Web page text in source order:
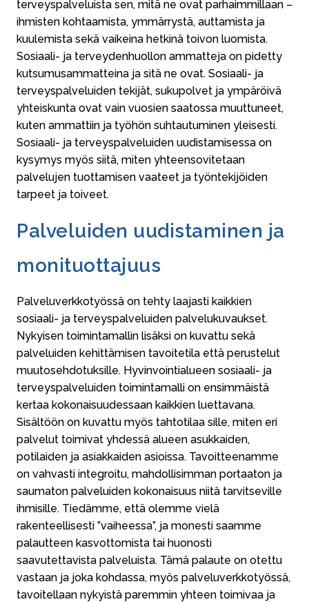
terveyspalveluista sen, mitä ne ovat parhaimmillaan –
ihmisten kohtaamista, ymmärrystä, auttamista ja
kuulemista sekä vaikeina hetkinä toivon luomista.
Sosiaali- ja terveydenhuollon ammatteja on pidetty
kutsumusammatteina ja sitä ne ovat. Sosiaali- ja
terveyspalveluiden tekijät, sukupolvet ja ympäröivä
yhteiskunta ovat vain vuosien saatossa muuttuneet,
kuten ammattiin ja työhön suhtautuminen yleisesti.
Sosiaali- ja terveyspalveluiden uudistamisessa on
kysymys myös siitä, miten yhteensovitetaan
palvelujen tuottamisen vaateet ja työntekijöiden
tarpeet ja toiveet.
Palveluiden uudistaminen ja
monituottajuus
Palveluverkkotyössä on tehty laajasti kaikkien
sosiaali- ja terveyspalveluiden palvelukuvaukset.
Nykyisen toimintamallin lisäksi on kuvattu sekä
palveluiden kehittämisen tavoitetila että perustelut
muutosehdotuksille. Hyvinvointialueen sosiaali- ja
terveyspalveluiden toimintamalli on ensimmäistä
kertaa kokonaisuudessaan kaikkien luettavana.
Sisältöön on kuvattu myös tahtotilaa sille, miten eri
palvelut toimivat yhdessä alueen asukkaiden,
potilaiden ja asiakkaiden asioissa. Tavoitteenamme
on vahvasti integroitu, mahdollisimman portaaton ja
saumaton palveluiden kokonaisuus niitä tarvitseville
ihmisille. Tiedämme, että olemme vielä
rakenteellisesti ”vaiheessa”, ja monesti saamme
palautteen kasvottomista tai huonosti
saavutettavista palveluista. Tämä palaute on otettu
vastaan ja joka kohdassa, myös palveluverkkotyössä,
tavoitellaan nykyistä paremmin yhteen toimivaa ja